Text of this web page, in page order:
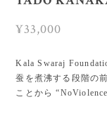
¥33,000
Kala Swaraj
蚕を煮沸する段階の
ことから